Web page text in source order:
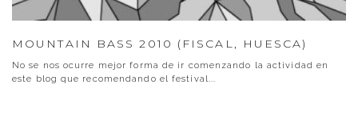
MOUNTAIN BASS 2010 (FISCAL, HUESCA)
No se nos ocurre mejor forma de ir comenzando la actividad en
este blog que recomendando el festival...